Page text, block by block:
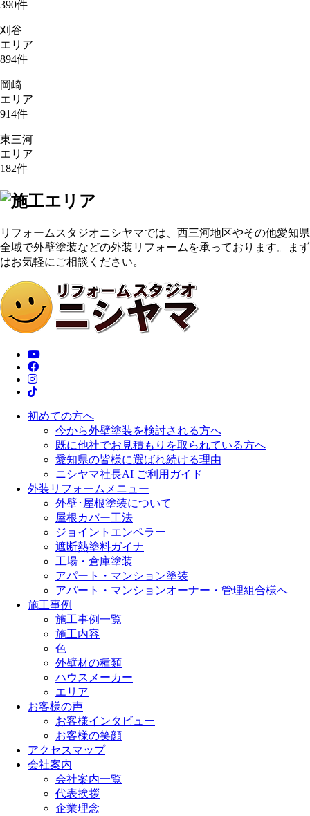
390件
刈谷
エリア
894件
岡崎
エリア
914件
東三河
エリア
182件
リフォームスタジオニシヤマでは、西三河地区やその他愛知県
全域で外壁塗装などの外装リフォームを承っております。まず
はお気軽にご相談ください。
初めての方へ
今から外壁塗装を検討される方へ
既に他社でお見積もりを取られている方へ
愛知県の皆様に選ばれ続ける理由
ニシヤマ社長AI ご利用ガイド
外装リフォームメニュー
外壁･屋根塗装について
屋根カバー工法
ジョイントエンペラー
遮断熱塗料ガイナ
工場・倉庫塗装
アパート・マンション塗装
アパート・マンションオーナー・管理組合様へ
施工事例
施工事例一覧
施工内容
色
外壁材の種類
ハウスメーカー
エリア
お客様の声
お客様インタビュー
お客様の笑顔
アクセスマップ
会社案内
会社案内一覧
代表挨拶
企業理念